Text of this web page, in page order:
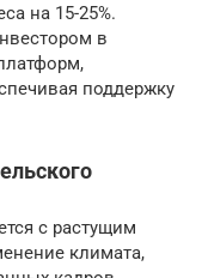
на 15-25%.
в
поддержку
с растущим
климата,